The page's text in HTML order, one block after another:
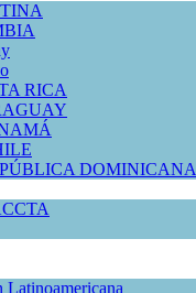
RICA
DOMINICANA